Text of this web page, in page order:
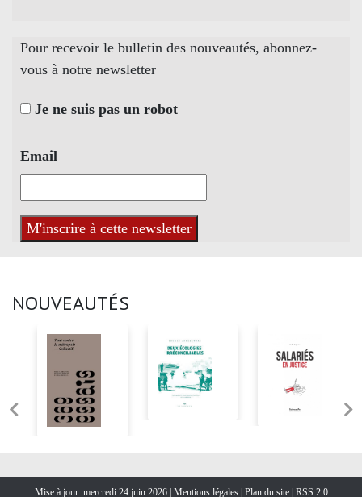
Pour recevoir le bulletin des nouveautés, abonnez-
vous à notre newsletter
Je ne suis pas un robot
Email
NOUVEAUTÉS
Mise à jour :mercredi 24 juin 2026 | Mentions légales Plan du site RSS 2.0